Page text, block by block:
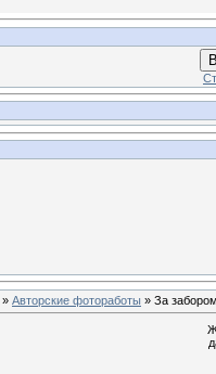
» Авторские фотоработы » За